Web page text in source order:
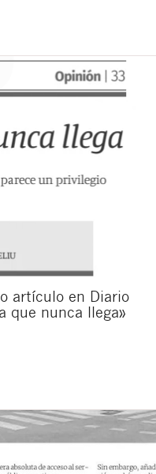
artículo en Diario
que nunca llega»